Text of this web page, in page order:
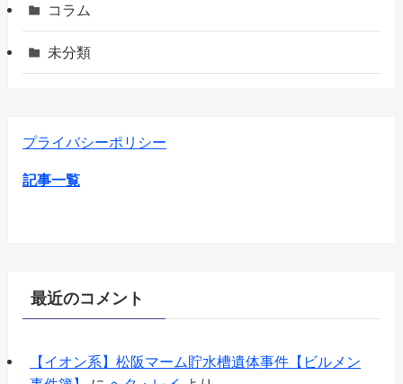
コラム
未分類
プライバシーポリシー
記事一覧
最近のコメント
【イオン系】松阪マーム貯水槽遺体事件【ビルメン